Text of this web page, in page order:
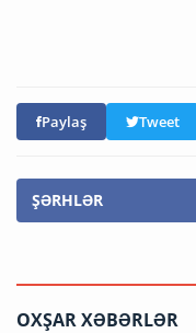
Paylaş Tweet
ŞƏRHLƏR
OXŞAR XƏBƏRLƏR